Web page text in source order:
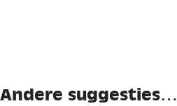
Andere suggesties…